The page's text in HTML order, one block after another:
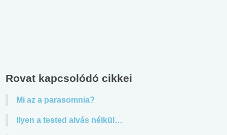
Rovat kapcsolódó cikkei
Mi az a parasomnia?
Ilyen a tested alvás nélkül…